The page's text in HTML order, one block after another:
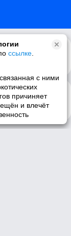
ссылке
с ними
причиняет
и влечёт